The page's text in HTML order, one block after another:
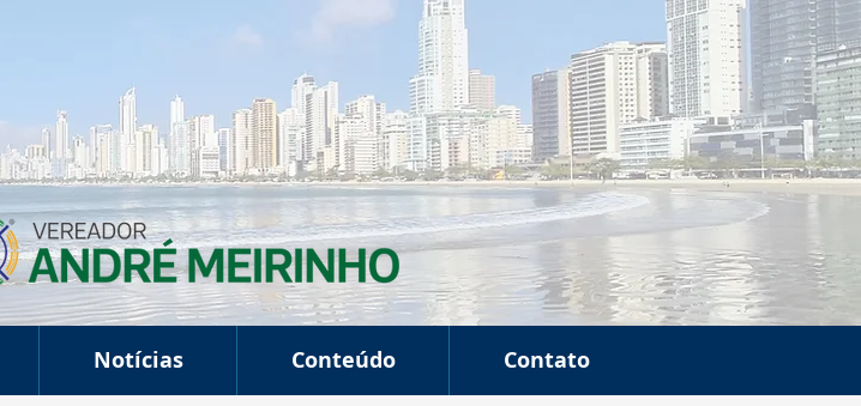
Notícias Conteúdo Contato